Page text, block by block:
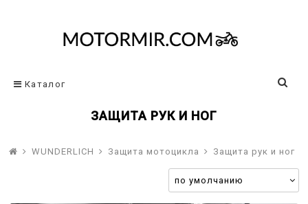
Каталог
ЗАЩИТА РУК И НОГ
WUNDERLICH Защита мотоцикла Защита рук и ног